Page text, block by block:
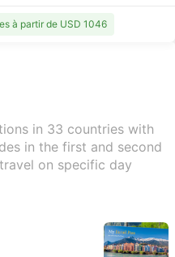
à partir de USD 1046
in 33 countries with
in the first and second
on specific day